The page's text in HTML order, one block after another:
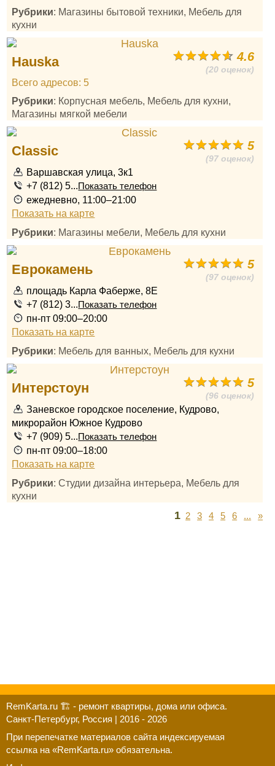
Рубрики: Магазины бытовой техники, Мебель для
кухни
4.6
(20 оценок)
Hauska
Всего адресов: 5
Рубрики: Корпусная мебель, Мебель для кухни,
Магазины мягкой мебели
5
(97 оценок)
Classic
Варшавская улица, 3к1
+7 (812) 5...Показать телефон
ежедневно, 11:00–21:00
Показать на карте
Рубрики: Магазины мебели, Мебель для кухни
5
(97 оценок)
Еврокамень
площадь Карла Фаберже, 8Е
+7 (812) 3...Показать телефон
пн-пт 09:00–20:00
Показать на карте
Рубрики: Мебель для ванных, Мебель для кухни
5
(96 оценок)
Интерстоун
Заневское городское поселение, Кудрово,
микрорайон Южное Кудрово
+7 (909) 5...Показать телефон
пн-пт 09:00–18:00
Показать на карте
Рубрики: Студии дизайна интерьера, Мебель для
кухни
1 2 3 4 5 6 ... »
RemKarta.ru 🏗️ - ремонт квартиры, дома или офиса.
Санкт-Петербург, Россия | 2016 - 2026
При перепечатке материалов сайта индексируемая
ссылка на «RemKarta.ru» обязательна.